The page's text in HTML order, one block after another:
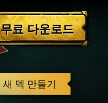
무료 다운로드
새 덱 만들기